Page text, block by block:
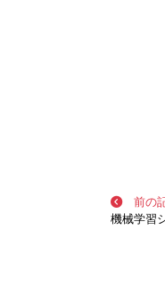
投稿
前の
機械学習